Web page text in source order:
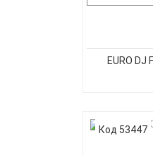
EURO
Код 53447